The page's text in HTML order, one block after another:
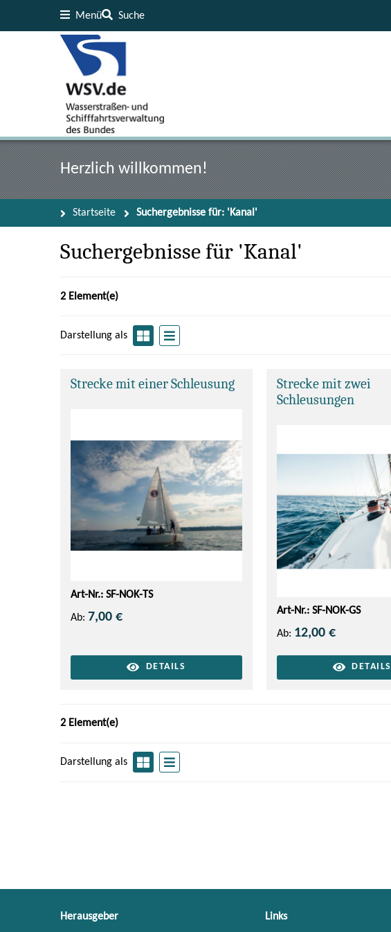
Menü Suche
Herzlich willkommen!
Startseite Suchergebnisse für: 'Kanal'
Suchergebnisse für 'Kanal'
2 Element(e)
Darstellung als
Strecke mit einer Schleusung
Art-Nr.: SF-NOK-TS
Ab: 7,00 €
DETAILS
Strecke mit zwei
Schleusungen
Art-Nr.: SF-NOK-GS
Ab: 12,00 €
DETAILS
2 Element(e)
Darstellung als
Herausgeber Links